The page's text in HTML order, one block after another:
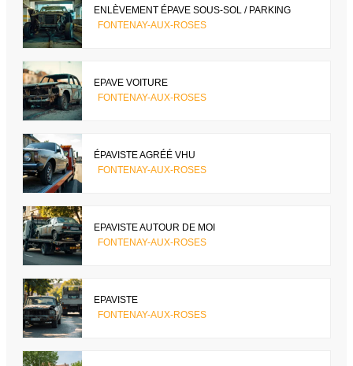
ENLÈVEMENT ÉPAVE SOUS-SOL / PARKING
FONTENAY-AUX-ROSES
EPAVE VOITURE
FONTENAY-AUX-ROSES
ÉPAVISTE AGRÉÉ VHU
FONTENAY-AUX-ROSES
EPAVISTE AUTOUR DE MOI
FONTENAY-AUX-ROSES
EPAVISTE
FONTENAY-AUX-ROSES